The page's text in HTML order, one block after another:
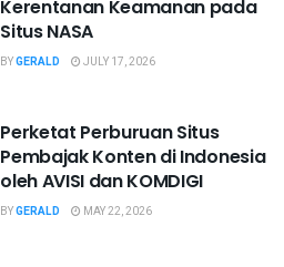
Kerentanan Keamanan pada
Situs NASA
BYGERALD JULY 17, 2026
Perketat Perburuan Situs
Pembajak Konten di Indonesia
oleh AVISI dan KOMDIGI
BYGERALD MAY 22, 2026